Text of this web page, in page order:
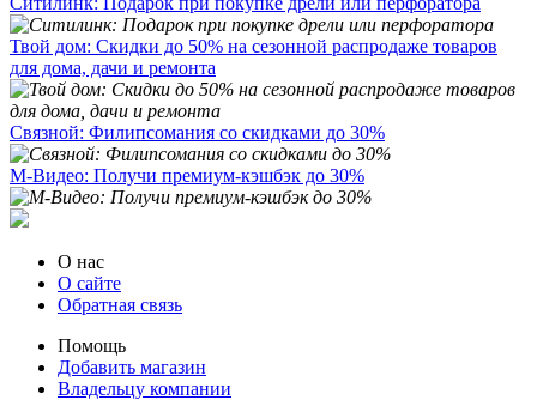
Твой дом: Скидки до 50% на сезонной распродаже товаров
для дома, дачи и ремонта
Связной: Филипсомания со скидками до 30%
М-Видео: Получи премиум-кэшбэк до 30%
О нас
О сайте
Обратная связь
Помощь
Добавить магазин
Владельцу компании